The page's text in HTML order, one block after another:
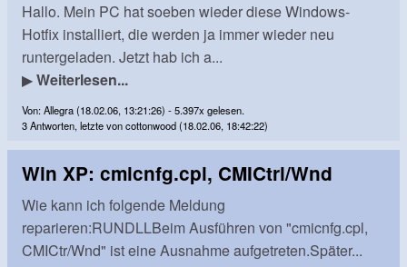
Hallo. Mein PC hat soeben wieder diese Windows-
Hotfix installiert, die werden ja immer wieder neu
runtergeladen. Jetzt hab ich a...
▶Weiterlesen...
Von: Allegra (18.02.06, 13:21:26) - 5.397x gelesen.
3 Antworten, letzte von cottonwood (18.02.06, 18:42:22)
Win XP: cmicnfg.cpl, CMICtrl/Wnd
Wie kann ich folgende Meldung
reparieren:RUNDLLBeim Ausführen von "cmicnfg.cpl,
CMICtr/Wnd" ist eine Ausnahme aufgetreten.Später...